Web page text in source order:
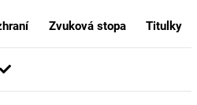
Zvuková stopa Titulky